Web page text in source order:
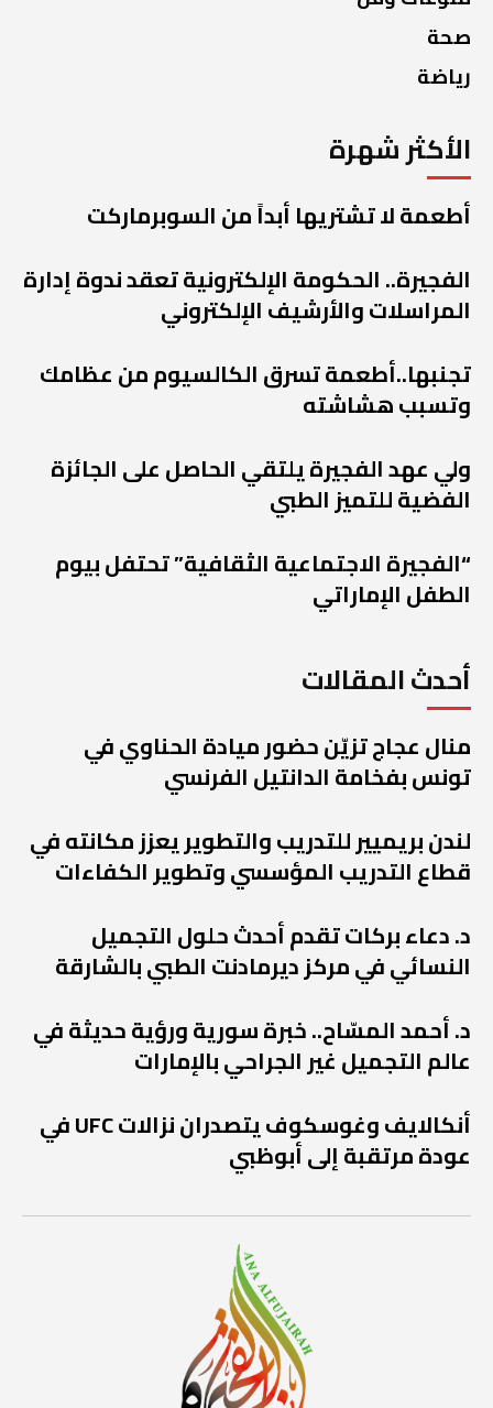
صحة
رياضة
الأكثر شهرة
أطعمة لا تشتريها أبداً من السوبرماركت
الفجيرة.. الحكومة الإلكترونية تعقد ندوة إدارة
المراسلات والأرشيف الإلكتروني
تجنبها..أطعمة تسرق الكالسيوم من عظامك
وتسبب هشاشته
ولي عهد الفجيرة يلتقي الحاصل على الجائزة
الفضية للتميز الطبي
“الفجيرة الاجتماعية الثقافية” تحتفل بيوم
الطفل الإماراتي
أحدث المقالات
منال عجاج تزيّن حضور ميادة الحناوي في
تونس بفخامة الدانتيل الفرنسي
لندن بريميير للتدريب والتطوير يعزز مكانته في
قطاع التدريب المؤسسي وتطوير الكفاءات
د. دعاء بركات تقدم أحدث حلول التجميل
النسائي في مركز ديرمادنت الطبي بالشارقة
د. أحمد المسّاح.. خبرة سورية ورؤية حديثة في
عالم التجميل غير الجراحي بالإمارات
أنكالايف وغوسكوف يتصدران نزالات UFC في
عودة مرتقبة إلى أبوظبي